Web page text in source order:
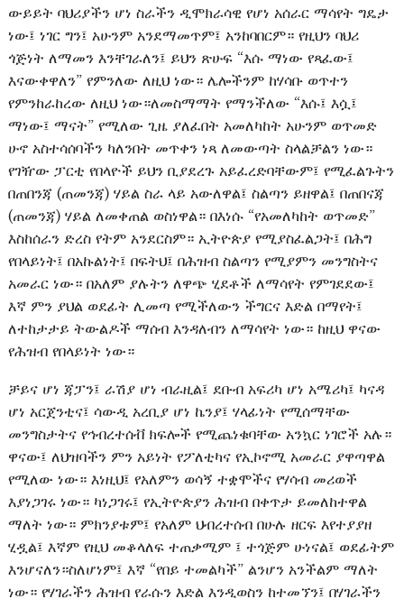
ውይይት ባህሪያችን ሆነ ስራችን ዲሞክራሳዊ የሆነ አሰራር ማሳየት ግዴታ
ነው፤ ነገር ግን፤ አሁንም አንደማመጥም፤ አንከባበርም። የዚህን ባህሪ
ጎጅነት ለማመን እንቸገራለን፤ ይህን ጽሁፍ “እሱ ማነው የጻፈው፤
እናውቀዋለን” የምንለው ለዚህ ነው። ሌሎችንም ከሃሳቡ ወጥተን
የምንከራከረው ለዚህ ነው።ለመስማማት የማንችለው “እሱ፤ እሷ፤
ማነው፤ ማናት” የሚለው ጊዜ ያለፈበት አመለካከት አሁንም ወጥመድ
ሁኖ አስተሳሰባችን ካለንበት መጥቀን ነጻ ለመውጣት ስላልቻልን ነው።
የገዥው ፓርቲ የበላዮች ይህን ቢያደረጉ አይፈረድባቸውም፤ የሚፈልጉትን
በጠበንጃ (ጠመንጃ) ሃይል ስራ ላይ አውለዋል፤ ስልጣን ይዘዋል፤ በጠበናጃ
(ጠመንጃ) ሃይል ለመቀጠል ወስነዋል። በእነሱ “የአመለካከት ወጥመድ”
እስከሰራን ድረስ የትም አንደርስም። ኢትዮጵያ የሚያስፈልጋት፤ በሕግ
የበላይነት፤ በአኩልነት፤ በፍትህ፤ በሕዝብ ስልጣን የሚያምን መንግስትና
አመራር ነው። በአለም ያሉትን ለዋጭ ሂደቶች ለማሳየት የምገደደው፤
እኛ ምን ያህል ወደፊት ሊመጣ የሚችለውን ችግርና እድል በማየት፤
ለተከታታይ ትውልዶች ማሰብ እንዳለብን ለማሳየት ነው። ከዚህ ዋናው
የሕዝብ የበላይነት ነው።
ቻይና ሆነ ጃፓን፤ ራሽያ ሆነ ብራዚል፤ ደቡብ አፍሪካ ሆነ አሜሪካ፤ ካናዳ
ሆነ አርጀንቲና፤ ሳውዲ አረቢያ ሆነ ኬንያ፤ ሃላፊነት የሚሰማቸው
መንግስታትና የኅብረተሰቭ ክፍሎች የሚጨነቁባቸው አንኳር ነገሮች አሉ።
ዋናው፤ ለህዝባችን ምን አይነት የፖለቲካና የኢኮኖሚ አመራር ያዋጣዋል
የሚለው ነው። እነዚህ፤ የአለምን ወሳኝ ተቋሞችና የሃሳብ መሪወች
እያነጋገሩ ነው። ካነጋገሩ፤ የኢትዮጵያን ሕዝብ በቀጥታ ይመለከተዋል
ማለት ነው። ምክንያቱም፤ የአለም ህብረተሰብ በሁሉ ዘርፍ እየተያያዘ
ሂዷል፤ እኛም የዚህ መቆላለፍ ተጠቃሚም ፤ ተጎጅም ሁነናል፤ ወደፊትም
እንሆናለን።ስለሆነም፤ እኛ “የበይ ተመልካች” ልንሆን አንችልም ማለት
ነው። የሃገራችን ሕዝብ የራሱን እድል እንዲወስን ከተመኘን፤ በሃገራችን